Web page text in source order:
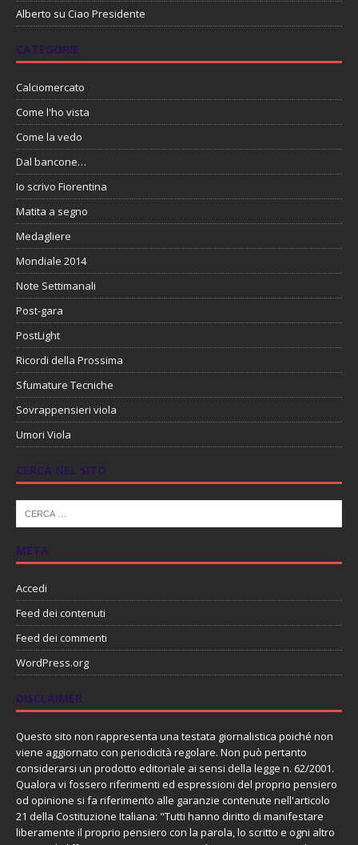
Alberto su Ciao Presidente
CATEGORIE
Calciomercato
Come l'ho vista
Come la vedo
Dal bancone…
Io scrivo Fiorentina
Matita a segno
Medagliere
Mondiale 2014
Note Settimanali
Post-gara
PostLight
Ricordi della Prossima
Sfumature Tecniche
Sovrappensieri viola
Umori Viola
CERCA NEL SITO
META
Accedi
Feed dei contenuti
Feed dei commenti
WordPress.org
DISCLAIMER
Questo sito non rappresenta una testata giornalistica poiché non
viene aggiornato con periodicità regolare. Non può pertanto
considerarsi un prodotto editoriale ai sensi della legge n. 62/2001.
Qualora vi fossero riferimenti ed espressioni del proprio pensiero
od opinione si fa riferimento alle garanzie contenute nell'articolo
21 della Costituzione Italiana: "Tutti hanno diritto di manifestare
liberamente il proprio pensiero con la parola, lo scritto e ogni altro